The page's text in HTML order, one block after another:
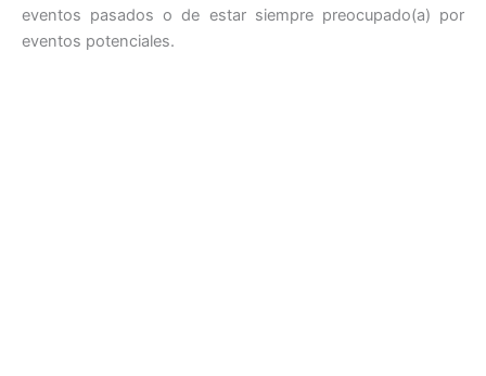
eventos pasados ​​o de estar siempre preocupado(a) por
eventos potenciales.